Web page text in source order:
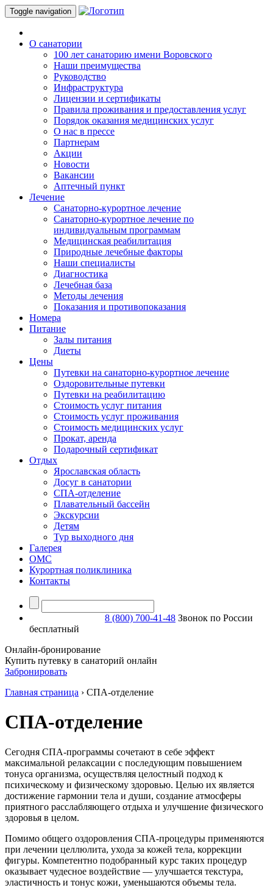
Toggle navigation
О санатории
100 лет санаторию имени Воровского
Наши преимущества
Руководство
Инфраструктура
Лицензии и сертификаты
Правила проживания и предоставления услуг
Порядок оказания медицинских услуг
О нас в прессе
Партнерам
Акции
Новости
Вакансии
Аптечный пункт
Лечение
Санаторно-курортное лечение
Санаторно-курортное лечение по
индивидуальным программам
Медицинская реабилитация
Природные лечебные факторы
Наши специалисты
Диагностика
Лечебная база
Методы лечения
Показания и противопоказания
Номера
Питание
Залы питания
Диеты
Цены
Путевки на санаторно-курортное лечение
Оздоровительные путевки
Путевки на реабилитацию
Стоимость услуг питания
Стоимость услуг проживания
Стоимость медицинских услуг
Прокат, аренда
Подарочный сертификат
Отдых
Ярославская область
Досуг в санатории
СПА-отделение
Плавательный бассейн
Экскурсии
Детям
Тур выходного дня
Галерея
ОМС
Курортная поликлиника
Контакты
8 (800) 700-41-48 Звонок по России
бесплатный
Онлайн-бронирование
Купить путевку в санаторий онлайн
Забронировать
Главная страница › СПА-отделение
СПА-отделение
Сегодня СПА-программы сочетают в себе эффект
максимальной релаксации с последующим повышением
тонуса организма, осуществляя целостный подход к
психическому и физическому здоровью. Целью их является
достижение гармонии тела и души, создание атмосферы
приятного расслабляющего отдыха и улучшение физического
здоровья в целом.
Помимо общего оздоровления СПА-процедуры применяются
при лечении целлюлита, ухода за кожей тела, коррекции
фигуры. Компетентно подобранный курс таких процедур
оказывает чудесное воздействие — улучшается текстура,
эластичность и тонус кожи, уменьшаются объемы тела.